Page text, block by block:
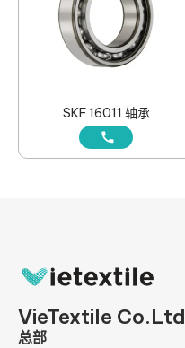
SKF 16011 轴承
VieTextile Co.Ltd
总部